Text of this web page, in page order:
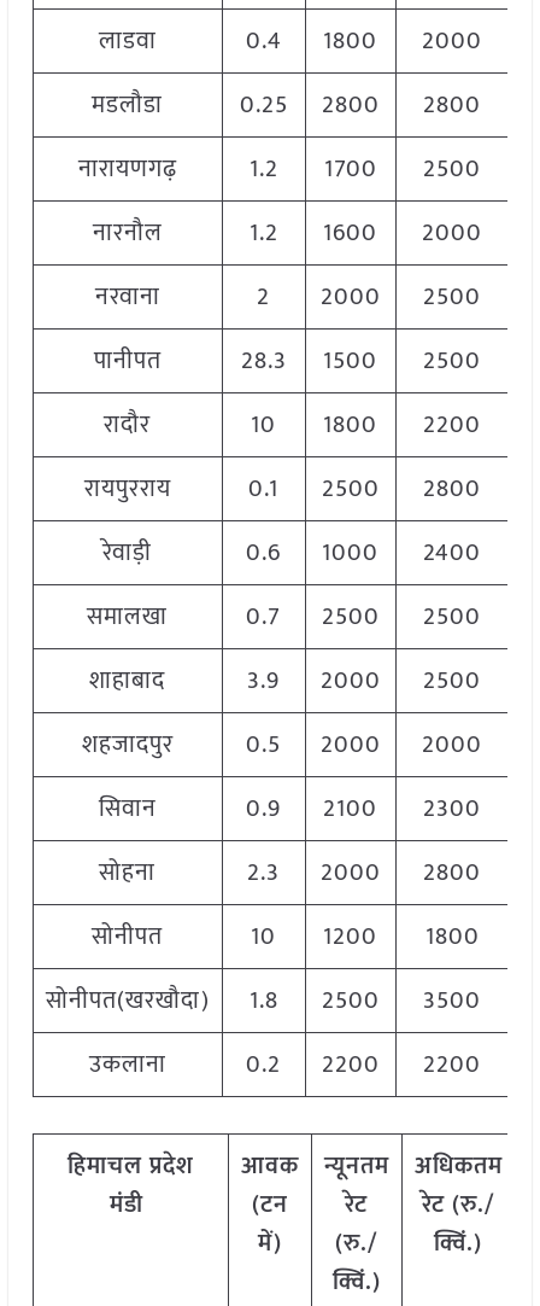
लाडवा
0.4 1800 2000
मडलौडा
0.25 2800 2800
नारायणगढ़
1.2 1700 2500
नारनौल
1.2 1600 2000
नरवाना
2 2000 2500
पानीपत
28.3 1500 2500
रादौर
10 1800 2200
रायपुरराय
0.1 2500 2800
रेवाड़ी
0.6 1000 2400
समालखा
0.7 2500 2500
शाहाबाद
3.9 2000 2500
शहजादपुर
0.5 2000 2000
सिवान
0.9 2100 2300
सोहना
2.3 2000 2800
सोनीपत
10 1200 1800
सोनीपत(खरखौदा)
1.8 2500 3500
उकलाना
0.2 2200 2200
हिमाचल प्रदेश
मंडी
आवक
(टन
में)
न्यूनतम
रेट
(रु./
क्विं.)
अधिकतम
रेट (रु./
क्विं.)